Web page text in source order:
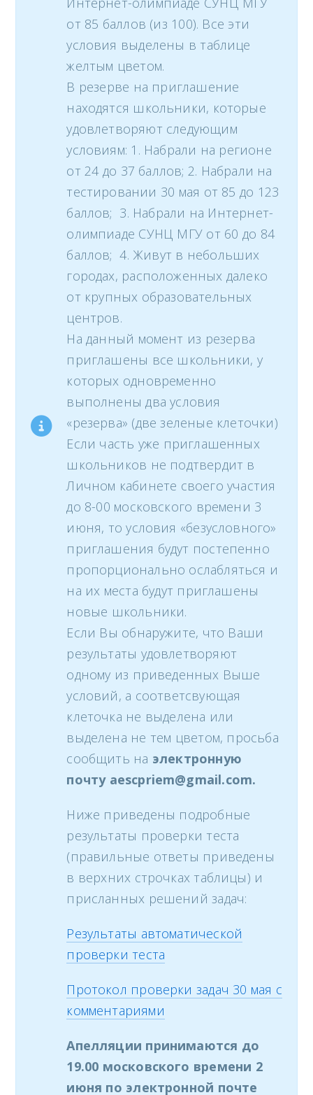
от 85 баллов (из 100). Все эти
условия выделены в таблице
желтым цветом.
В резерве на приглашение
находятся школьники, которые
удовлетворяют следующим
условиям: 1. Набрали на регионе
от 24 до 37 баллов; 2. Набрали на
тестировании 30 мая от 85 до 123
баллов; 3. Набрали на Интернет-
олимпиаде СУНЦ МГУ от 60 до 84
баллов; 4. Живут в небольших
городах, расположенных далеко
от крупных образовательных
центров.
На данный момент из резерва
приглашены все школьники, у
которых одновременно
выполнены два условия
«резерва» (две зеленые клеточки)
Если часть уже приглашенных
школьников не подтвердит в
Личном кабинете своего участия
до 8-00 московского времени 3
июня, то условия «безусловного»
приглашения будут постепенно
пропорционально ослабляться и
на их места будут приглашены
новые школьники.
Если Вы обнаружите, что Ваши
результаты удовлетворяют
одному из приведенных Выше
условий, а соответсвующая
клеточка не выделена или
выделена не тем цветом, просьба
сообщить на электронную
почту aescpriem@gmail.com.
Ниже приведены подробные
результаты проверки теста
(правильные ответы приведены
в верхних строчках таблицы) и
присланных решений задач:
Результаты автоматической
проверки теста
Протокол проверки задач 30 мая с
комментариями
Апелляции принимаются до
19.00 московского времени 2
июня по электронной почте